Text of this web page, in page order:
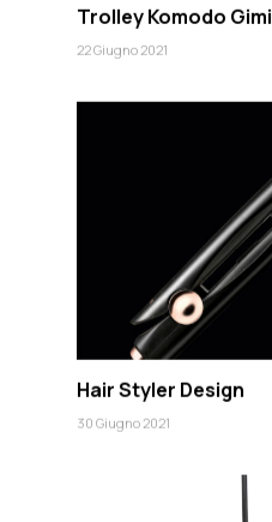
Trolley Komodo Gimi
22 Giugno 2021
Hair Styler Design
30 Giugno 2021